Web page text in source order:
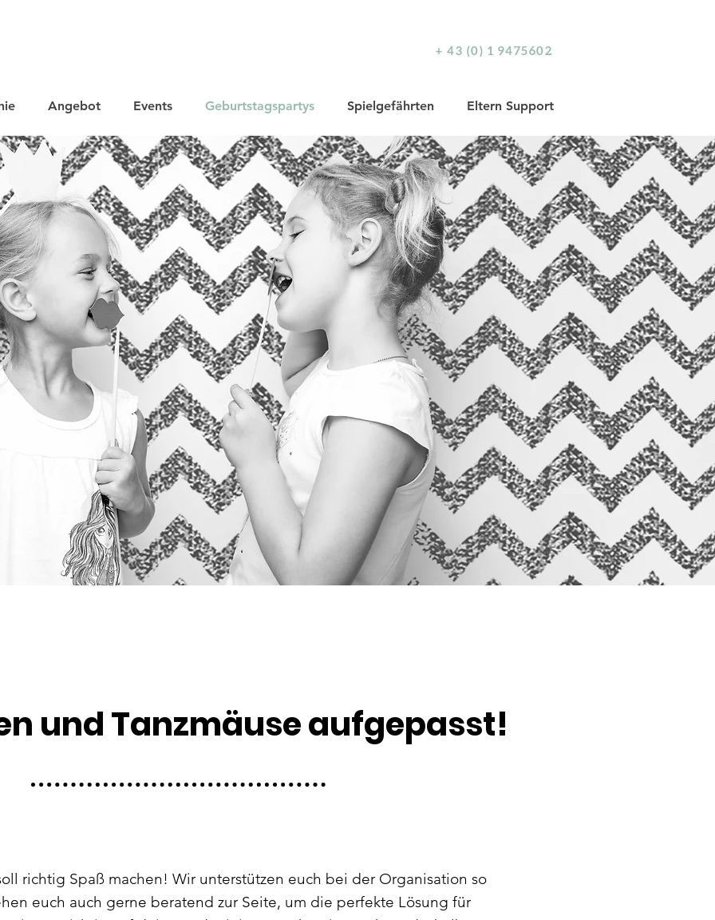
+ 43 (0) 1 9475602
Angebot Events Geburtstagspartys Spielgefährten Eltern Support
und Tanzmäuse aufgepasst!
richtig Spaß machen! Wir unterstützen euch bei der Organisation so
euch auch gerne beratend zur Seite, um die perfekte Lösung für